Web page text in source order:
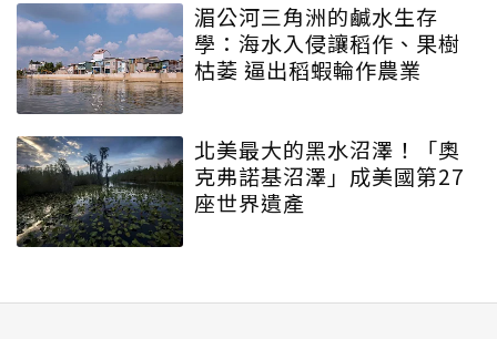
湄公河三角洲的鹹水生存
學：海水入侵讓稻作、果樹
枯萎 逼出稻蝦輪作農業
北美最大的黑水沼澤！「奧
克弗諾基沼澤」成美國第27
座世界遺產